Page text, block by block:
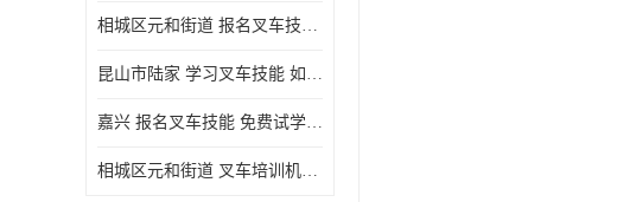
相城区元和街道 报名叉车技能 没有学历怎么办
昆山市陆家 学习叉车技能 如何选择很重要
嘉兴 报名叉车技能 免费试学联系电话
相城区元和街道 叉车培训机构 如何选择很重要